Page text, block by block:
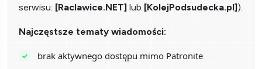
serwisu: [Raclawice.NET] lub [KolejPodsudecka.pl]).
Najczęstsze tematy wiadomości:
brak aktywnego dostępu mimo Patronite